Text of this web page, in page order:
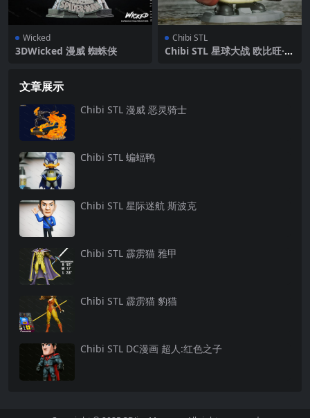
Wicked
3DWicked 漫威 蜘蛛侠
Chibi STL
Chibi STL 星球大战 欧比旺·克
文章展示
Chibi STL 漫威 恶灵骑士
Chibi STL 蝙蝠鸭
Chibi STL 星际迷航 斯波克
Chibi STL 霹雳猫 雅甲
Chibi STL 霹雳猫 豹猫
Chibi STL DC漫画 超人:红色之子